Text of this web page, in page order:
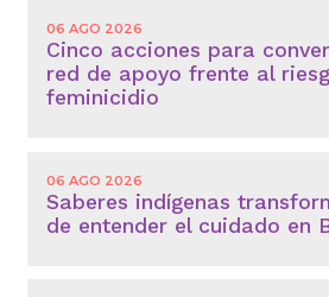
06 AGO 2026
Cinco acciones para
red de apoyo frente al
feminicidio
06 AGO 2026
Saberes indígenas
de entender el cuidado en